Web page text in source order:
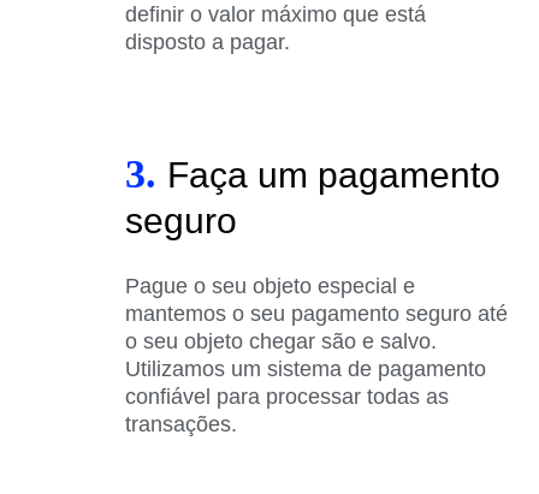
definir o valor máximo que está
disposto a pagar.
3. Faça um pagamento
seguro
Pague o seu objeto especial e
mantemos o seu pagamento seguro até
o seu objeto chegar são e salvo.
Utilizamos um sistema de pagamento
confiável para processar todas as
transações.